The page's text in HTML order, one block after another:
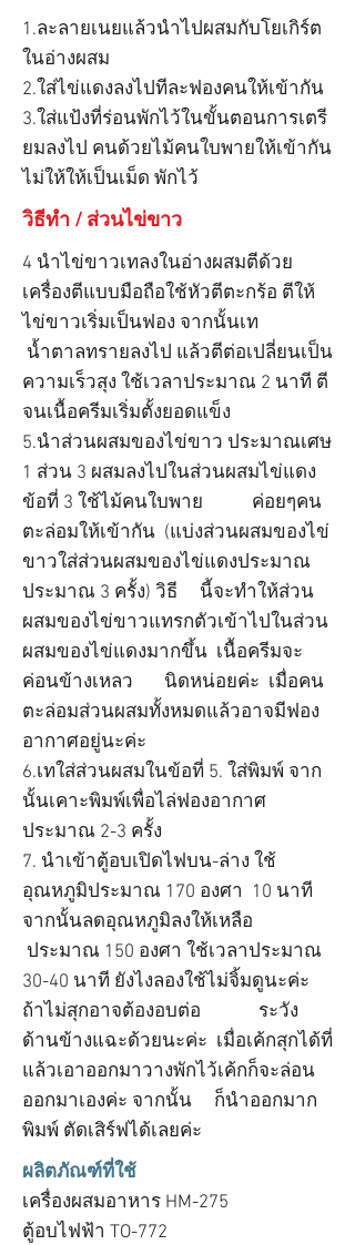
1.ละลายเนยแล้วนำไปผสมกับโยเกิร์ต
ในอ่างผสม
2.ใส่ไข่แดงลงไปทีละฟองคนให้เข้ากัน
3.ใส่แป้งที่ร่อนพักไว้ในขั้นตอนการเตรี
ยมลงไป คนด้วยไม้คนใบพายให้เข้ากัน
ไม่ให้ให้เป็นเม็ด พักไว้
วิธีทำ / ส่วนไข่ขาว
4 นำไข่ขาวเทลงในอ่างผสมตีด้วย
เครื่องตีแบบมือถือใช้หัวตีตะกร้อ ตีให้
ไข่ขาวเริ่มเป็นฟอง จากนั้นเท
น้ำตาลทรายลงไป แล้วตีต่อเปลี่ยนเป็น
ความเร็วสุง ใช้เวลาประมาณ 2 นาที ตี
จนเนื้อครีมเริ่มตั้งยอดแข็ง
5.นำส่วนผสมของไข่ขาว ประมาณเศษ
1 ส่วน 3 ผสมลงไปในส่วนผสมไข่แดง
ข้อที่ 3 ใช้ไม้คนใบพาย ค่อยๆคน
ตะล่อมให้เข้ากัน (แบ่งส่วนผสมของไข่
ขาวใส่ส่วนผสมของไข่แดงประมาณ
ประมาณ 3 ครั้ง) วิธี นี้จะทำให้ส่วน
ผสมของไข่ขาวแทรกตัวเข้าไปในส่วน
ผสมของไข่แดงมากขึ้น เนื้อครีมจะ
ค่อนข้างเหลว นิดหน่อยค่ะ เมื่อคน
ตะล่อมส่วนผสมทั้งหมดแล้วอาจมีฟอง
อากาศอยู่นะค่ะ
6.เทใส่ส่วนผสมในข้อที่ 5. ใส่พิมพ์ จาก
นั้นเคาะพิมพ์เพื่อไล่ฟองอากาศ
ประมาณ 2-3 ครั้ง
7. นำเข้าตู้อบเปิดไฟบน-ล่าง ใช้
อุณหภูมิประมาณ 170 องศา 10 นาที
จากนั้นลดอุณหภูมิลงให้เหลือ
ประมาณ 150 องศา ใช้เวลาประมาณ
30-40 นาที ยังไงลองใช้ไม่จิ้มดูนะค่ะ
ถ้าไม่สุกอาจต้องอบต่อ ระวัง
ด้านข้างแฉะด้วยนะค่ะ เมื่อเค้กสุกได้ที่
แล้วเอาออกมาวางพักไว้เค้กก็จะล่อน
ออกมาเองค่ะ จากนั้น ก็นำออกมาก
พิมพ์ ตัดเสิร์ฟได้เลยค่ะ
ผลิตภัณฑ์ที่ใช้
เครื่องผสมอาหาร HM-275
ตู้อบไฟฟ้า TO-772